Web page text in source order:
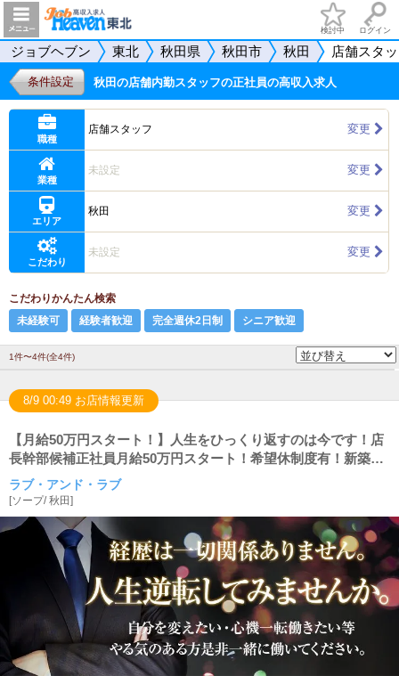
検討中 ログイン
ジョブヘブン 東北 秋田県 秋田市 秋田 店舗スタ
条件設定 秋田の店舗内勤スタッフの正社員の高収入求人
職種
店舗スタッフ 変更
業種
未設定 変更
エリア
秋田 変更
こだわり
未設定 変更
こだわりかんたん検索
未経験可
経験者歓迎 完全週休2日制 シニア歓迎
1件〜4件(全4件)
8/9 00:49 お店情報更新
【月給50万円スタート！】人生をひっくり返すのは今です！店
長幹部候補正社員月給50万円スタート！希望休制度有！新築レ
ベルの社宅に即入寮OK！
ラブ・アンド・ラブ
[ソープ/秋田]